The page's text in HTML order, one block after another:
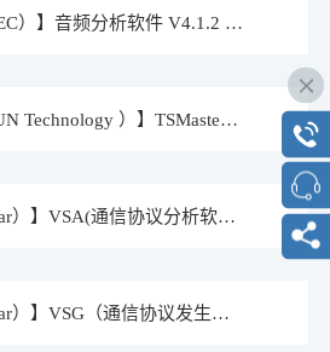
【爱普泰科（ABTEC）】音频分析软件 V4.1.2 (Windows )
【同星智能（TOSUN Technology ）】TSMaster V2023.8.4.944. (Windows x86, x64)
【电科思仪（Ceyear）】VSA(通信协议分析软件) 1.880 (Windows x86, x64)
【电科思仪（Ceyear）】VSG（通信协议发生软件） 1.880 (Windows x86, x64)